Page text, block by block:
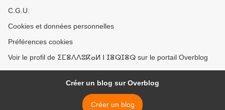
C.G.U.
Cookies et données personnelles
Préférences cookies
Voir le profil de ⵉⵎⴻⴷⴷⵓⴽⴰⵍ ⵏ ⵊⴻⵕⵊⴻⵕ sur le portail Overblog
Créer un blog sur Overblog
Créer un blog